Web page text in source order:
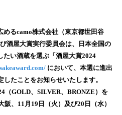
るcamo株式会社（東京都世田谷
酒屋大賞実行委員会は、日本全国の
い酒蔵を選ぶ「酒屋大賞2024
において、本選に進出
たことをお知らせいたします。
（GOLD、SILVER、BRONZE）を
、11月19日（火）及び20日（水）